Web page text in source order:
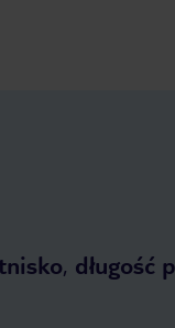
, długość